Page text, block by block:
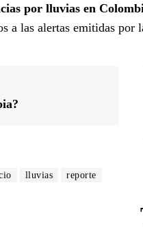
por lluvias en
a las alertas emitidas por
lluvias reporte